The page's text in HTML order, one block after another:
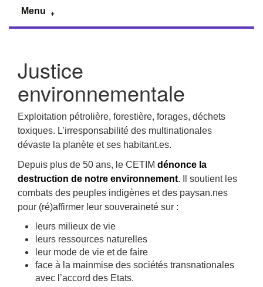
Menu
Justice
environnementale
Exploitation pétrolière, forestière, forages, déchets
toxiques. L’irresponsabilité des multinationales
dévaste la planète et ses habitant.es.
Depuis plus de 50 ans, le CETIM dénonce la
destruction de notre environnement. Il soutient les
combats des peuples indigènes et des paysan.nes
pour (ré)affirmer leur souveraineté sur :
leurs milieux de vie
leurs ressources naturelles
leur mode de vie et de faire
face à la mainmise des sociétés transnationales
avec l’accord des Etats.